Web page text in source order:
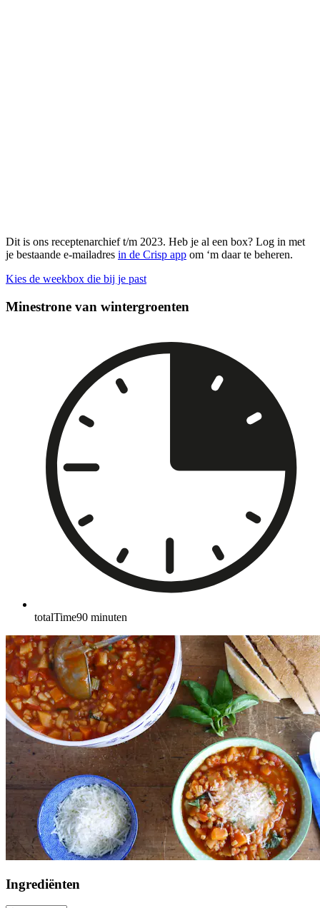
Dit is ons receptenarchief t/m 2023. Heb je al een box? Log in met
je bestaande e-mailadres in de Crisp app om ‘m daar te beheren.
Kies de weekbox die bij je past
Minestrone van wintergroenten
totalTime90 minuten
Ingrediënten